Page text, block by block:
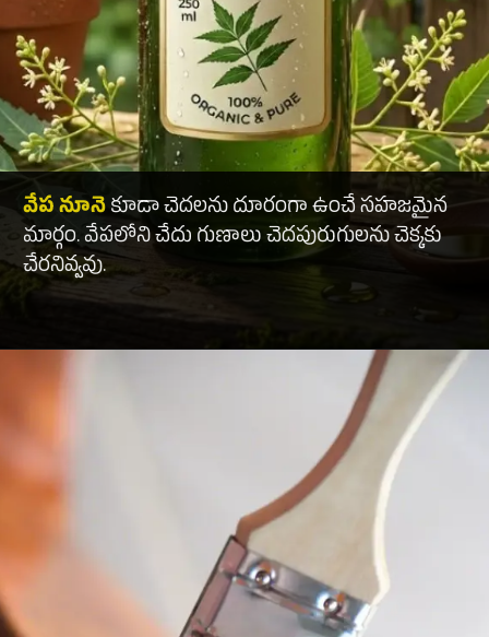
వేప నూనెకూడా చెదలను దూరంగా ఉంచే సహజమైన
మార్గం. వేపలోని చేదు గుణాలు చెదపురుగులను చెక్కకు
చేరనివ్వవు.